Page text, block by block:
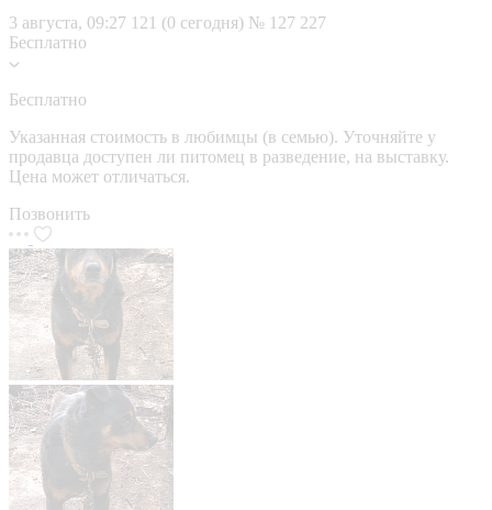
3 августа, 09:27 121 (0 сегодня) № 127 227
Бесплатно
Бесплатно
Указанная стоимость в любимцы (в семью). Уточняйте у
продавца доступен ли питомец в разведение, на выставку.
Цена может отличаться.
Позвонить